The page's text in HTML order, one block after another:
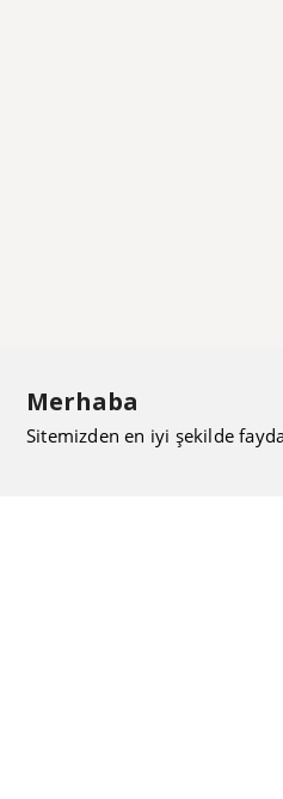
Merhaba
Sitemizden en iyi şekilde